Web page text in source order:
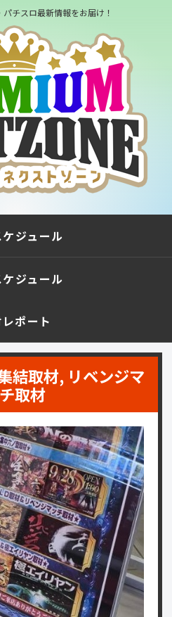
チスロ最新情報をお届け！
ジュール
ジュール
ポート
結取材, リベンジマ
取材